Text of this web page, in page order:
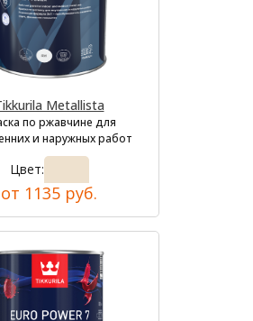
Metallista
по ржавчине для
и наружных работ
Цвет:
от 1135 руб.